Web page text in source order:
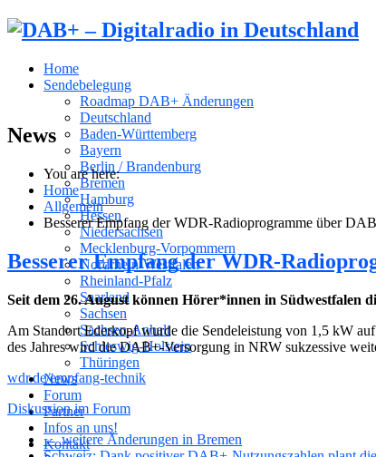
Home
Sendebelegung
Roadmap DAB+ Änderungen
Deutschland
Baden-Württemberg
Bayern
Berlin / Brandenburg
Bremen
Hamburg
Hessen
Niedersachsen
Mecklenburg-Vorpommern
Nordrhein-Westfalen
Rheinland-Pfalz
Saarland
Sachsen
Sachsen-Anhalt
Schleswig-Holstein
Thüringen
News
Forum
Partner
Infos an uns!
Kontakt
News
You are here:
Home
Allgemein
Besserer Empfang der WDR-Radioprogramme über
Besserer Empfang der WDR-
Seit dem 26. August können Hörer*innen in Südwestfalen
Am Standort Ederkopf wurde die Sendeleistung von 1,5 kW
des Jahres wird die DAB+-Versorgung in NRW sukzessive
wdr.de/empfang-technik
Diskussion im Forum
← weitere Änderungen in Bremen